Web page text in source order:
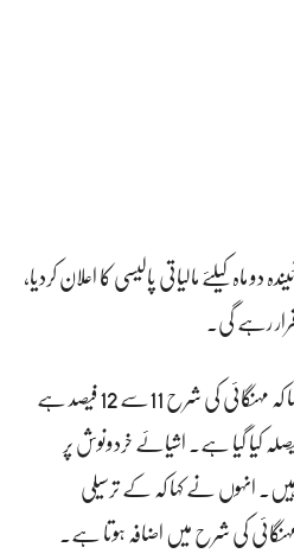
کیلئے مالیاتی پالیسی کا اعلان کردیا،
اسٹیٹ بینک گورنر رضا باقر نے کہا کہ مہنگائی کی شرح 11سے 12 فیصد ہے
کیا گیا ہے۔ اشیائے خردونوش پر
انہوں نے کہا کہ کے ترسیلی
کی شرح میں اضافہ ہوتا ہے۔